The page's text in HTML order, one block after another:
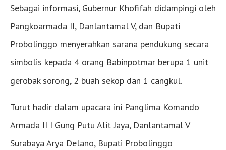
Sebagai informasi, Gubernur Khofifah didampingi oleh
Pangkoarmada II, Danlantamal V, dan Bupati
Probolinggo menyerahkan sarana pendukung secara
simbolis kepada 4 orang Babinpotmar berupa 1 unit
gerobak sorong, 2 buah sekop dan 1 cangkul.
Turut hadir dalam upacara ini Panglima Komando
Armada II I Gung Putu Alit Jaya, Danlantamal V
Surabaya Arya Delano, Bupati Probolinggo